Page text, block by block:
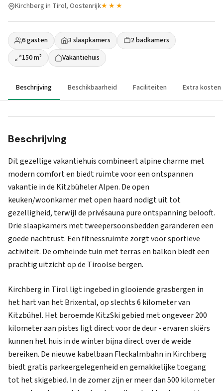
Kirchberg in Tirol, Oostenrijk★★★
6 gasten 3 slaapkamers
2 badkamers
150 m²
Vakantiehuis
Beschrijving Beschikbaarheid Faciliteiten Extra kosten
Beschrijving
Dit gezellige vakantiehuis combineert alpine charme met
modern comfort en biedt ruimte voor een ontspannen
vakantie in de Kitzbüheler Alpen. De open
keuken/woonkamer met open haard nodigt uit tot
gezelligheid, terwijl de privésauna pure ontspanning belooft.
Drie slaapkamers met tweepersoonsbedden garanderen een
goede nachtrust. Een fitnessruimte zorgt voor sportieve
activiteit. De omheinde tuin met terras en balkon biedt een
prachtig uitzicht op de Tiroolse bergen.
Kirchberg in Tirol ligt ingebed in glooiende grasbergen in
het hart van het Brixental, op slechts 6 kilometer van
Kitzbühel. Het beroemde KitzSki gebied met ongeveer 200
kilometer aan pistes ligt direct voor de deur - ervaren skiërs
kunnen het huis in de winter bijna direct over de weide
bereiken. De nieuwe kabelbaan Fleckalmbahn in Kirchberg
biedt gratis parkeergelegenheid en gemakkelijke toegang
tot het skigebied. In de zomer zijn er meer dan 500 kilometer